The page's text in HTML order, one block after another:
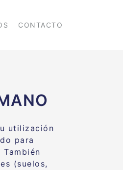
CONTACTO
utilización
para
(suelos,